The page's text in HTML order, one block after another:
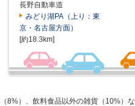
長野自動車道
みどり湖PA（上り：東
京・名古屋方面）
[約18.3km]
8%）、飲料食品以外の雑貨（10%）